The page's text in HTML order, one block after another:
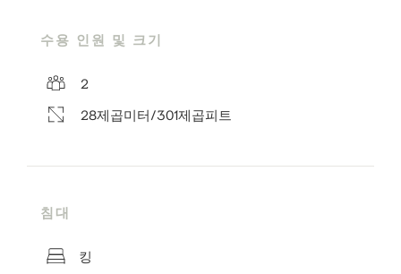
수용 인원 및 크기
2
28제곱미터/301제곱피트
침대
킹